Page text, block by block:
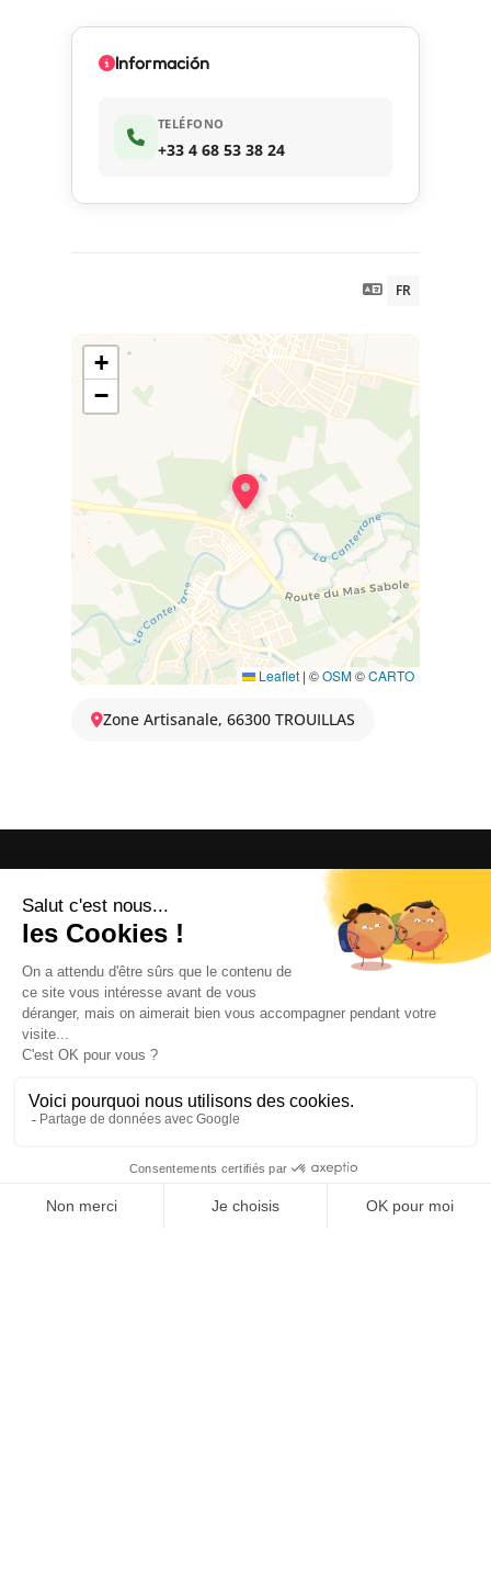
FR
+
−
Leaflet | ©OSM©CARTO
Zone Artisanale, 66300 TROUILLAS
Información
TELÉFONO
+33 4 68 53 38 24
OFFICE DE TOURISME
ASPRES-THUIR
Boulevard Violet, 66300 Thuir
Tél. +33 4 68 53 45 86